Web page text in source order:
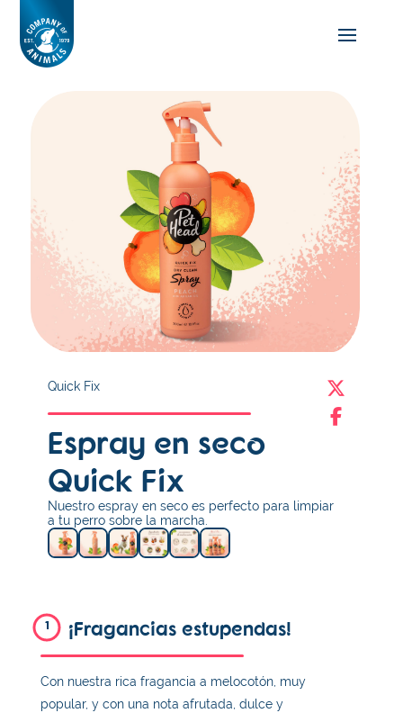
Quick Fix
Espray en seco
Quick Fix
Nuestro espray en seco es perfecto para limpiar
a tu perro sobre la marcha.
1 ¡Fragancias estupendas!
Con nuestra rica fragancia a melocotón, muy
popular, y con una nota afrutada, dulce y